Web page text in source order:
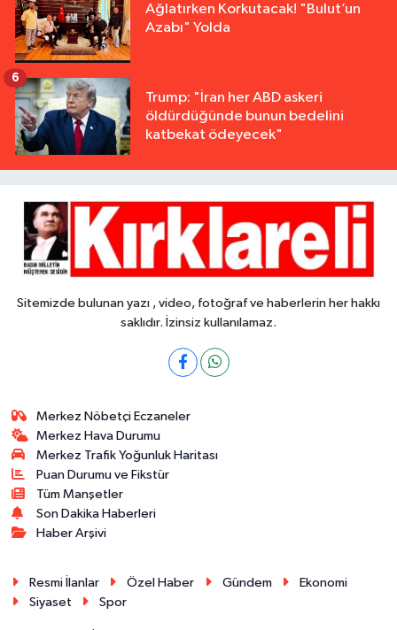
Ağlatırken Korkutacak! "Bulut’un
Azabı" Yolda
Trump: "İran her ABD askeri
öldürdüğünde bunun bedelini
katbekat ödeyecek"
6
Sitemizde bulunan yazı , video, fotoğraf ve haberlerin her hakkı
saklıdır. İzinsiz kullanılamaz.
Merkez Nöbetçi Eczaneler
Merkez Hava Durumu
Merkez Trafik Yoğunluk Haritası
Puan Durumu ve Fikstür
Tüm Manşetler
Son Dakika Haberleri
Haber Arşivi
Resmi İlanlar Özel Haber Gündem
Ekonomi
Siyaset
Spor